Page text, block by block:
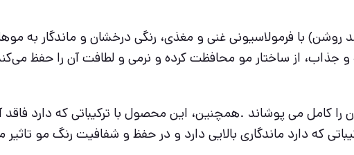
موی فارما کالر فارماسی شماره 8.0 (بلوند روشن) با فرمولاسیونی غنی و مغذی، رنگی
و جذاب، از ساختار مو محافظت کرده و نرمی و لطافت آن را حفظ
را کامل می پوشاند .همچنین، این محصول با ترکیباتی که دارد
که دارد ماندگاری بالایی دارد و در حفظ و شفافیت رنگ مو